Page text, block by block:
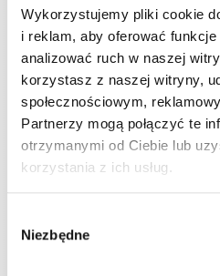
Wykorzystujemy pliki cookie
i reklam, aby oferować funkcje
analizować ruch w naszej
korzystasz z naszej witryny,
społecznościowym,
Partnerzy mogą połączyć te
otrzymanymi od Ciebie lub
korzystania z ich usług.
zgody
Niezbędne
Specyfikacje